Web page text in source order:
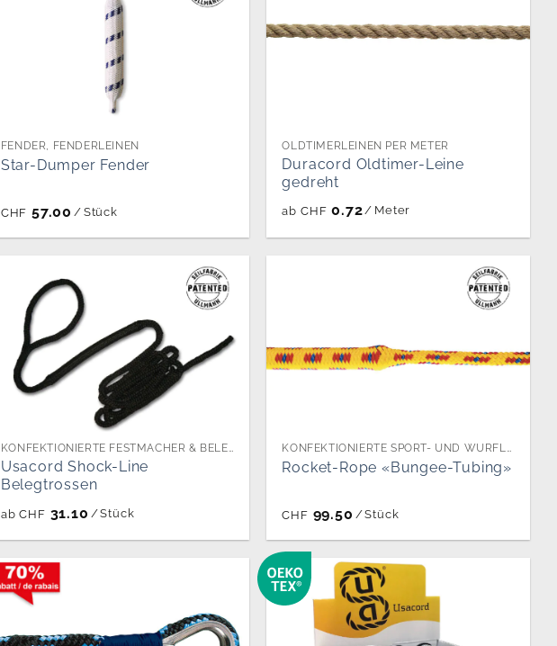
FENDER, FENDERLEINEN
Star-Dumper Fender
CHF 57.00 / Stück
OLDTIMERLEINEN PER METER
Duracord Oldtimer-Leine
gedreht
ab CHF 0.72/ Meter
KONFEKTIONIERTE FESTMACHER & BELEGLEINEN
Usacord Shock-Line
Belegtrossen
ab CHF 31.10 /Stück
KONFEKTIONIERTE SPORT- UND WURFLEINEN
Rocket-Rope «Bungee-Tubing»
CHF 99.50 /Stück